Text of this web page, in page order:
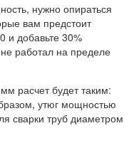
нужно опираться
вам предстоит
и добавьте 30%
работал на пределе
расчет будет таким:
утюг мощностью
сварки труб диаметром